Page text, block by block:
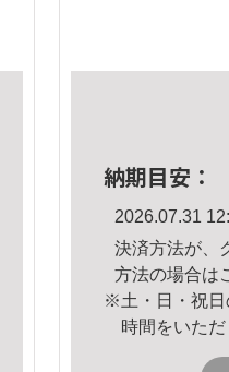
納期目安：
2026.07.31
決済方法が、
方法の場合は
※土・日・祝日
時間をいただ